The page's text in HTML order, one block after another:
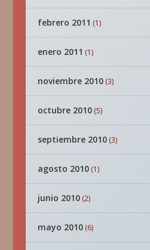
febrero 2011 (1)
enero 2011 (1)
noviembre 2010(3)
octubre 2010(5)
septiembre 2010(3)
agosto 2010(1)
junio 2010(2)
mayo 2010(6)